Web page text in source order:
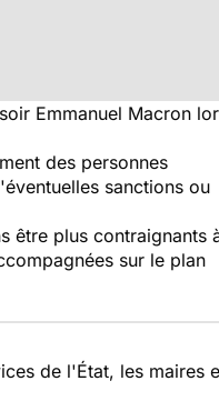
Emmanuel Macron
des personnes
sanctions ou
être plus contraignants
sur le plan
de l'État, les maires